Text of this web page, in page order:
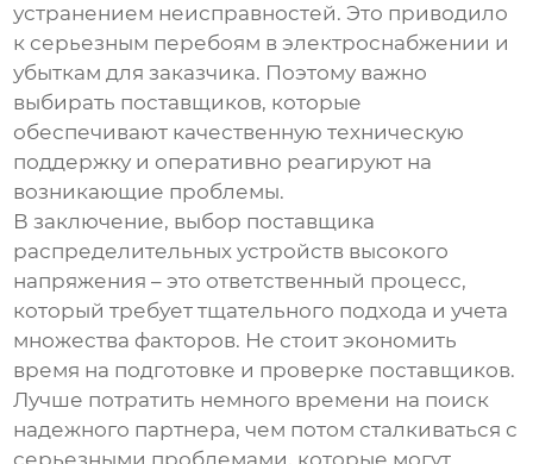
устранением неисправностей. Это приводило
к серьезным перебоям в электроснабжении и
убыткам для заказчика. Поэтому важно
выбирать поставщиков, которые
обеспечивают качественную техническую
поддержку и оперативно реагируют на
возникающие проблемы.
В заключение, выбор поставщика
распределительных устройств высокого
напряжения – это ответственный процесс,
который требует тщательного подхода и учета
множества факторов. Не стоит экономить
время на подготовке и проверке поставщиков.
Лучше потратить немного времени на поиск
надежного партнера, чем потом сталкиваться с